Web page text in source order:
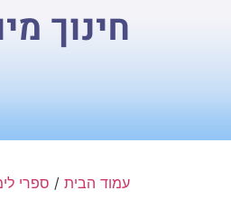
חינוך
עמוד הבית / ספרי